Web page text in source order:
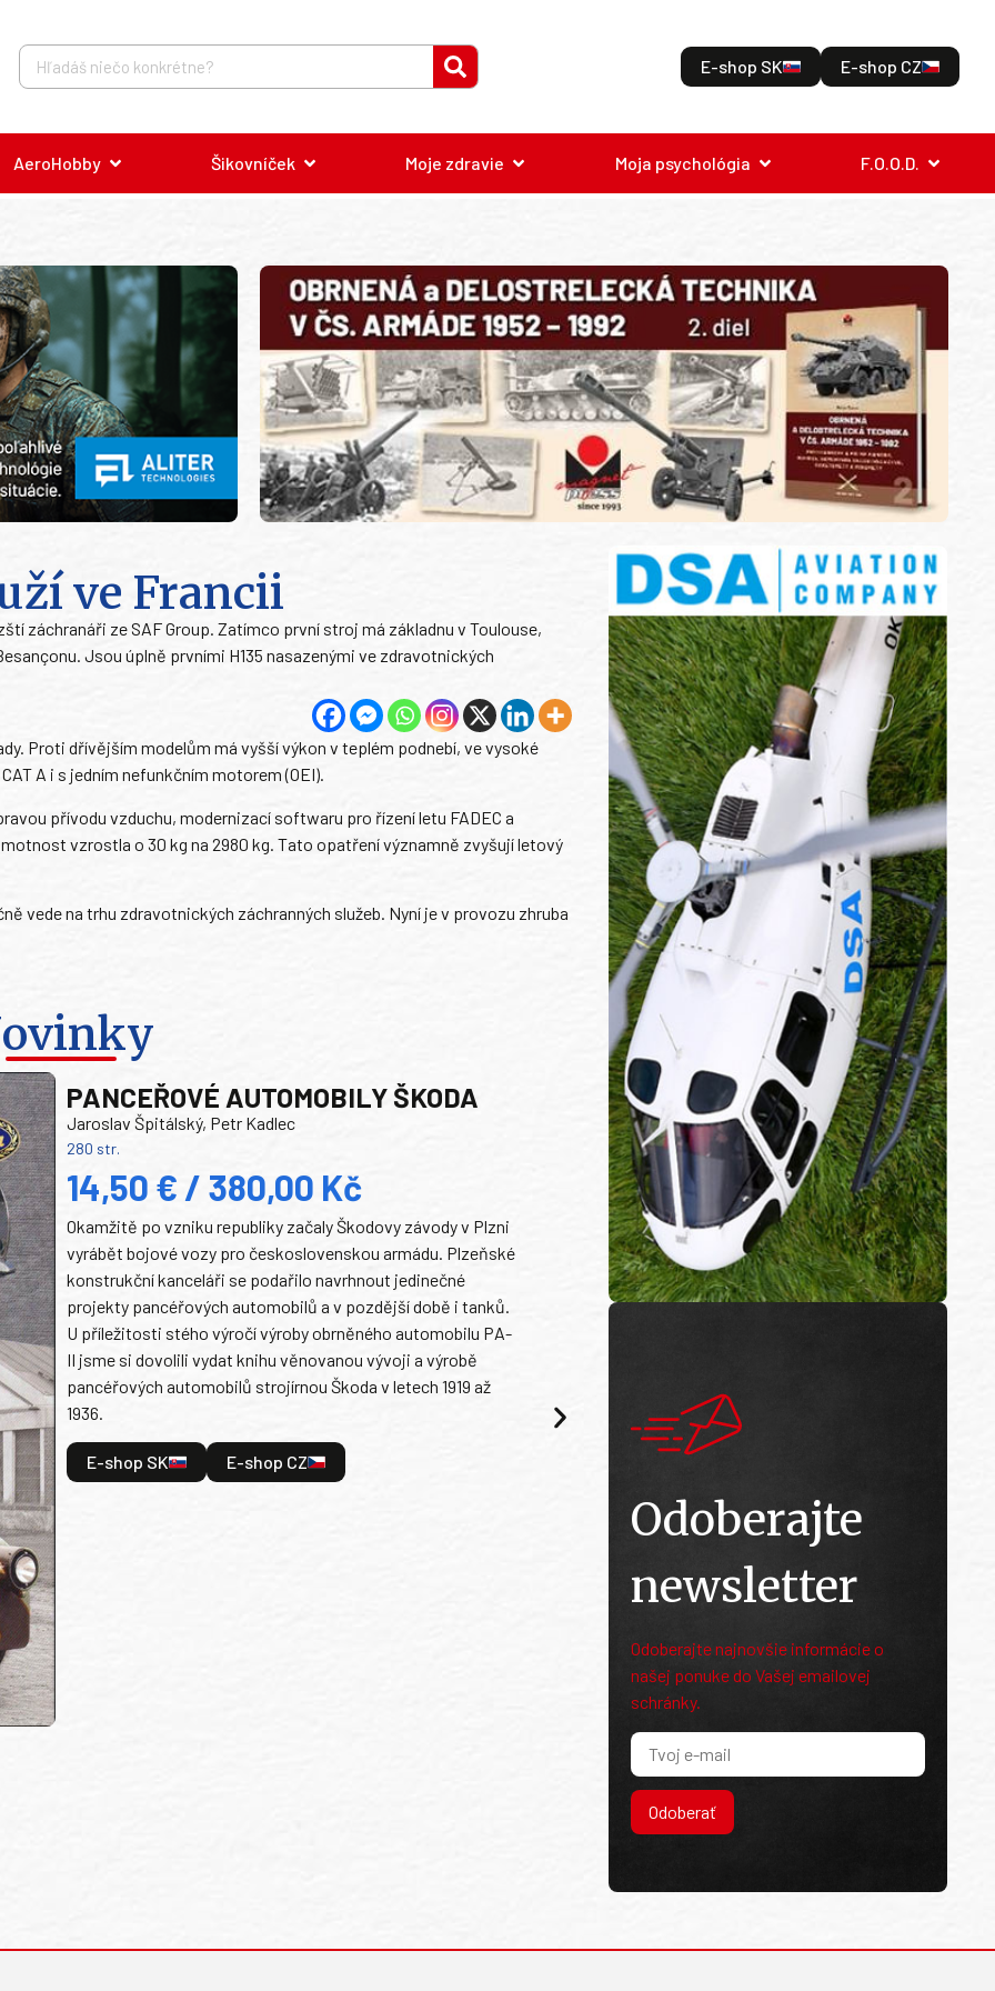
E-shop SK E-shop CZ
AeroHobby Šikovníček Moje zdravie Moja psychológia F.O.O.D.
ve Francii
záchranáři ze SAF Group. Zatímco první stroj má základnu v Toulouse,
Jsou úplně prvními H135 nasazenými ve zdravotnických
Proti dřívějším modelům má vyšší výkon v teplém podnebí, ve vysoké
A i s jedním nefunkčním motorem (OEI).
přívodu vzduchu, modernizací softwaru pro řízení letu FADEC a
vzrostla o 30 kg na 2980 kg. Tato opatření významně zvyšují letový
vede na trhu zdravotnických záchranných služeb. Nyní je v provozu zhruba
PANCEŘOVÉ AUTOMOBILY ŠKODA
Jaroslav Špitálský, Petr Kadlec
280 str.
14,50 € / 380,00 Kč
Okamžitě po vzniku republiky začaly Škodovy závody v Plzni
vyrábět bojové vozy pro československou armádu. Plzeňské
konstrukční kanceláři se podařilo navrhnout jedinečné
projekty pancéřových automobilů a v pozdější době i tanků.
U příležitosti stého výročí výroby obrněného automobilu PA-
II jsme si dovolili vydat knihu věnovanou vývoji a výrobě
pancéřových automobilů strojírnou Škoda v letech 1919 až
1936.
E-shop SK E-shop CZ
Odoberajte
newsletter
Odoberajte najnovšie informácie o
našej ponuke do Vašej emailovej
schránky.
Odoberať